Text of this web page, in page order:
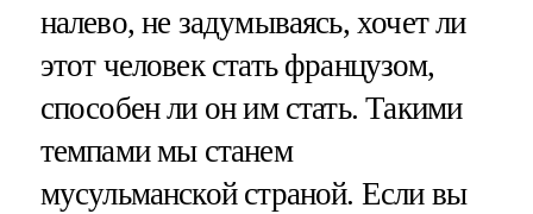
налево, не задумываясь, хочет ли
этот человек стать французом,
способен ли он им стать. Такими
темпами мы станем
мусульманской страной. Если вы